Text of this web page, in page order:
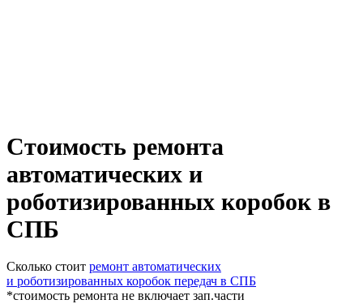
Стоимость ремонта
автоматических и
роботизированных коробок в
СПБ
Сколько стоит ремонт автоматических
и роботизированных коробок передач в СПБ
*стоимость ремонта не включает зап.части